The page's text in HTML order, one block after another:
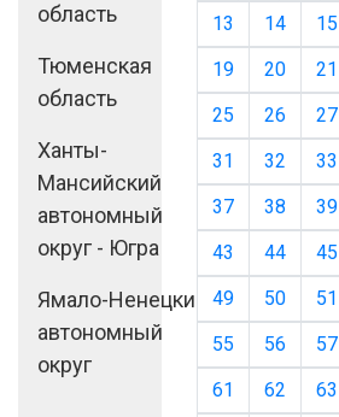
область
Тюменская
область
Ханты-
Мансийский
автономный
округ - Югра
Ямало-Ненецкий
автономный
округ
13
14 15
19
20 21
25
26 27
31
32 33
37
38 39
43
44 45
49
50 51
55
56 57
61
62 63